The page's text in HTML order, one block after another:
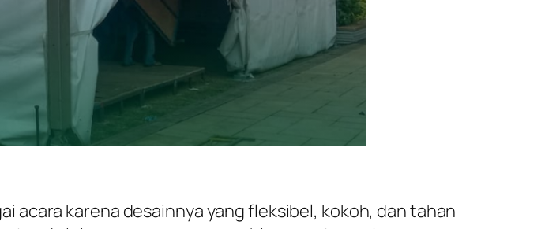
acara karena desainnya yang fleksibel, kokoh, dan tahan